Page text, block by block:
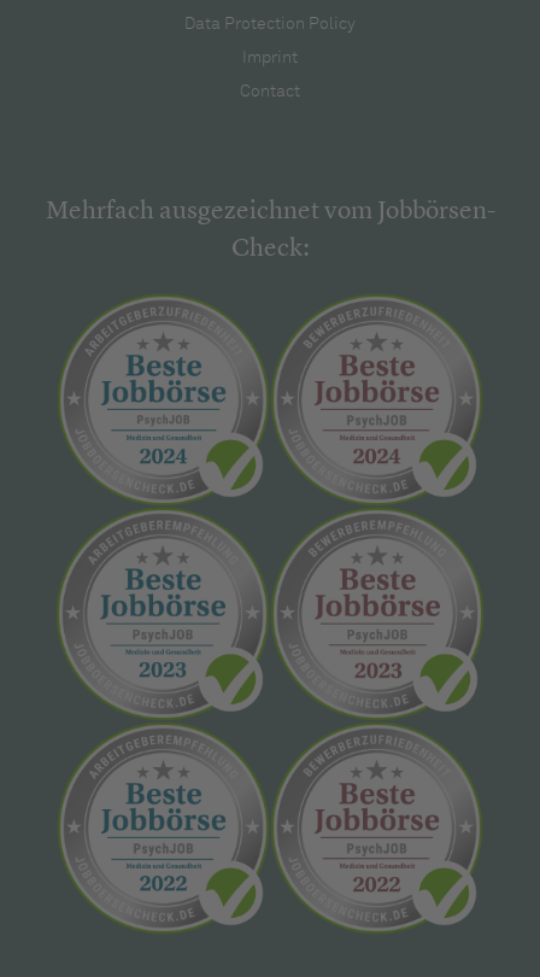
Data Protection Policy
Imprint
Contact
Mehrfach ausgezeichnet vom Jobbörsen-
Check: